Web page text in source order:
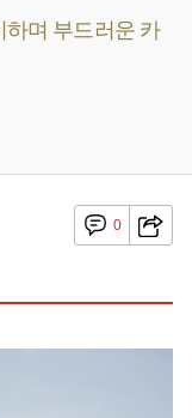
하며 부드러운 카
0